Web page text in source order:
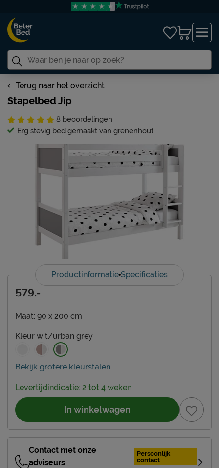
Terug naar het overzicht
Stapelbed Jip
8 beoordelingen
Erg stevig bed gemaakt van grenenhout
Productinformatie Specificaties
Maat: 90 x 200 cm
Kleur wit/urban grey
Bekijk grotere kleurstalen
579.-
Levertijdindicatie: 2 tot 4 weken
In winkelwagen
Contact met onze
adviseurs
Persoonlijk
contact